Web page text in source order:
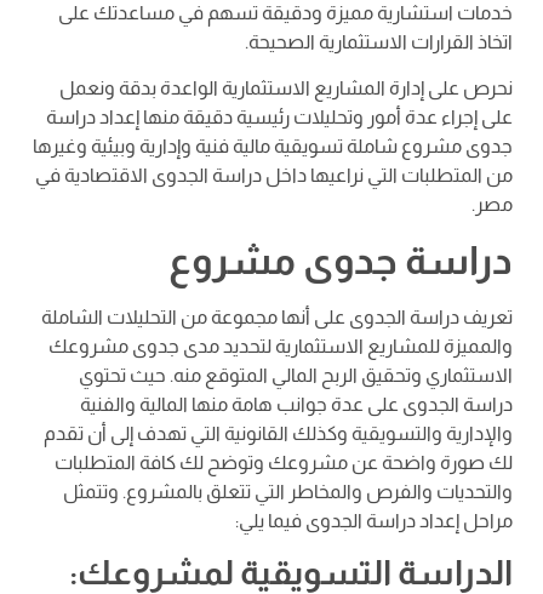
خدمات استشارية مميزة ودقيقة تسهم في مساعدتك على
اتخاذ القرارات الاستثمارية الصحيحة.
نحرص على إدارة المشاريع الاستثمارية الواعدة بدقة ونعمل
على إجراء عدة أمور وتحليلات رئيسية دقيقة منها إعداد دراسة
جدوى مشروع شاملة تسويقية مالية فنية وإدارية وبيئية وغيرها
من المتطلبات التي نراعيها داخل دراسة الجدوى الاقتصادية في
مصر.
دراسة جدوى مشروع
تعريف دراسة الجدوى على أنها مجموعة من التحليلات الشاملة
والمميزة للمشاريع الاستثمارية لتحديد مدى جدوى مشروعك
الاستثماري وتحقيق الربح المالي المتوقع منه. حيث تحتوي
دراسة الجدوى على عدة جوانب هامة منها المالية والفنية
والإدارية والتسويقية وكذلك القانونية التي تهدف إلى أن تقدم
لك صورة واضحة عن مشروعك وتوضح لك كافة المتطلبات
والتحديات والفرص والمخاطر التي تتعلق بالمشروع. وتتمثل
مراحل إعداد دراسة الجدوى فيما يلي:
الدراسة التسويقية لمشروعك: